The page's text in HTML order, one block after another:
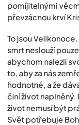
pomíjitelnými
převzácnou krví
To jsou
smrt neslouží
abychom nalezli
to, aby za nás
hodnotné, a že
činí život naplněný.
život nemusí být
Svět potřebuje